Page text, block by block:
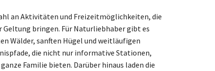
an Aktivitäten und Freizeitmöglichkeiten, die
bringen. Für Naturliebhaber gibt es
Wälder, sanften Hügel und weitläufigen
die nicht nur informative Stationen,
Familie bieten. Darüber hinaus laden die